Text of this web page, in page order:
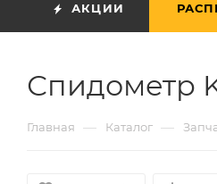
АКЦИИ
Спидометр
Главная — Каталог —